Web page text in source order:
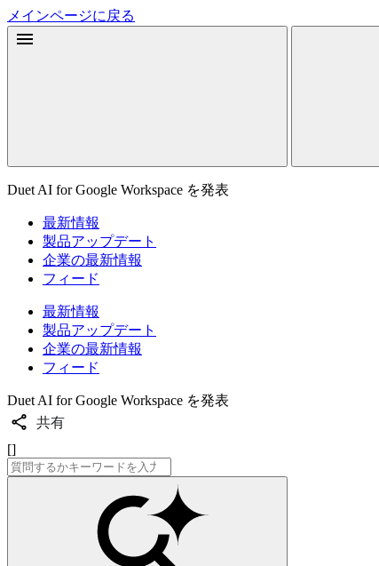
メインページに戻る
Duet AI for Google Workspace を発表
最新情報
製品アップデート
企業の最新情報
フィード
最新情報
製品アップデート
企業の最新情報
フィード
Duet AI for Google Workspace を発表
共有
[]